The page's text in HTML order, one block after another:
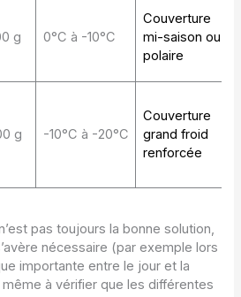
g 0°C à -10°C
Couverture
mi-saison ou
polaire
g -10°C à -20°C
Couverture
grand froid
renforcée
pas toujours la bonne solution,
nécessaire (par exemple lors
importante entre le jour et la
à vérifier que les différentes